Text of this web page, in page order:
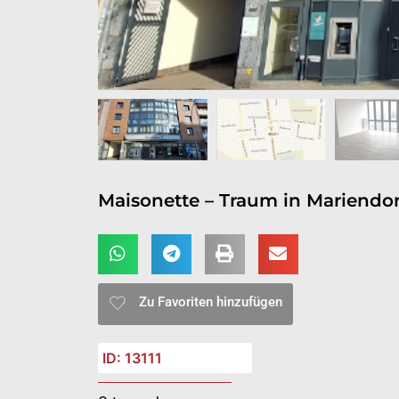
Maisonette – Traum in
Zu Favoriten hinzufügen
ID: 13111